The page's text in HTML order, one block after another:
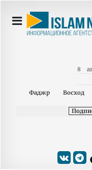
8
Фаджр
Восход